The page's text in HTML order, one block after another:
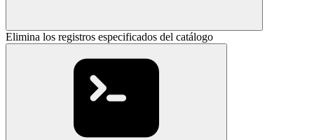
Elimina los registros especificados del catálogo